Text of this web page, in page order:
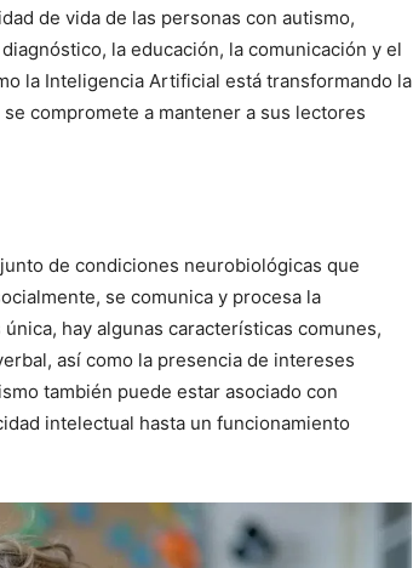
de vida de las personas con autismo,
la educación, la comunicación y el
la Inteligencia Artificial está transformando la
se compromete a mantener a sus lectores
de condiciones neurobiológicas que
se comunica y procesa la
hay algunas características comunes,
así como la presencia de intereses
también puede estar asociado con
intelectual hasta un funcionamiento